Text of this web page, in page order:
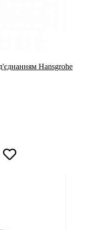
Hansgrohe